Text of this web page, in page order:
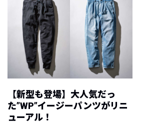
【新型も登場】大人気だっ
た”WP”イージーパンツがリニ
ューアル！